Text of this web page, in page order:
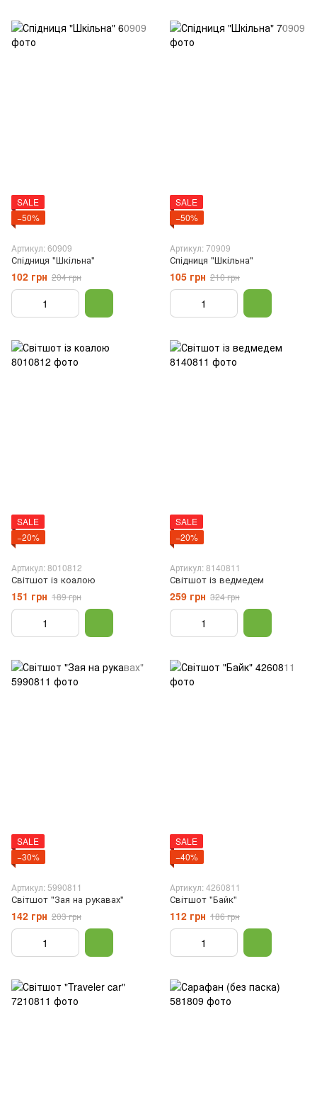
SALE
−50%
Артикул: 60909
Спідниця "Шкільна"
102 грн 204 грн
SALE
−50%
Артикул: 70909
Спідниця "Шкільна"
105 грн 210 грн
SALE
−20%
Артикул: 8010812
Світшот із коалою
151 грн 189 грн
SALE
−20%
Артикул: 8140811
Світшот із ведмедем
259 грн 324 грн
SALE
−30%
Артикул: 5990811
Світшот "Зая на рукавах"
142 грн 203 грн
SALE
−40%
Артикул: 4260811
Світшот "Байк"
112 грн 186 грн